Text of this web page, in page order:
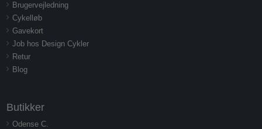
Brugervejledning
Cykelløb
Gavekort
Job hos Design Cykler
Retur
Blog
Butikker
Odense C.